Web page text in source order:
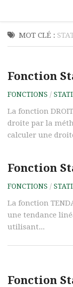
MOT CLÉ :
Fonction
FONCTIONS /
La fonction
droite par la
calculer une
Fonction
FONCTIONS /
La fonction
une tendance
utilisant...
Fonction